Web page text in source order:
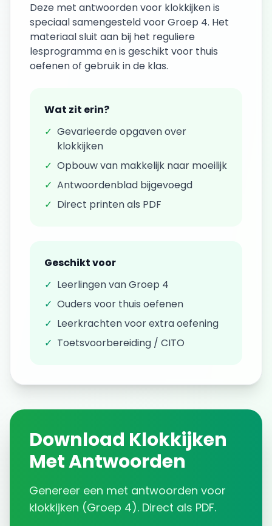
Deze met antwoordenvoor klokkijkenis
speciaal samengesteld voorGroep 4. Het
materiaal sluit aan bij het reguliere
lesprogramma en is geschikt voor thuis
oefenen of gebruik in de klas.
Wat zit erin?
✓ Gevarieerde opgaven over
klokkijken
✓ Opbouw van makkelijk naar moeilijk
✓ Antwoordenblad bijgevoegd
✓ Direct printen als PDF
Geschikt voor
✓ Leerlingen vanGroep 4
✓ Ouders voor thuis oefenen
✓ Leerkrachten voor extra oefening
✓ Toetsvoorbereiding / CITO
Download Klokkijken
Met Antwoorden
Genereer een met antwoorden voor
klokkijken (Groep 4). Direct als PDF.